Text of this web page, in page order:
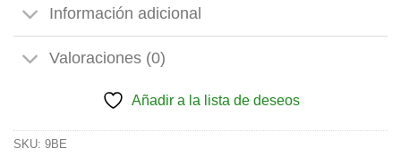
Información adicional
Valoraciones (0)
Añadir a la lista de deseos
SKU: 9BE